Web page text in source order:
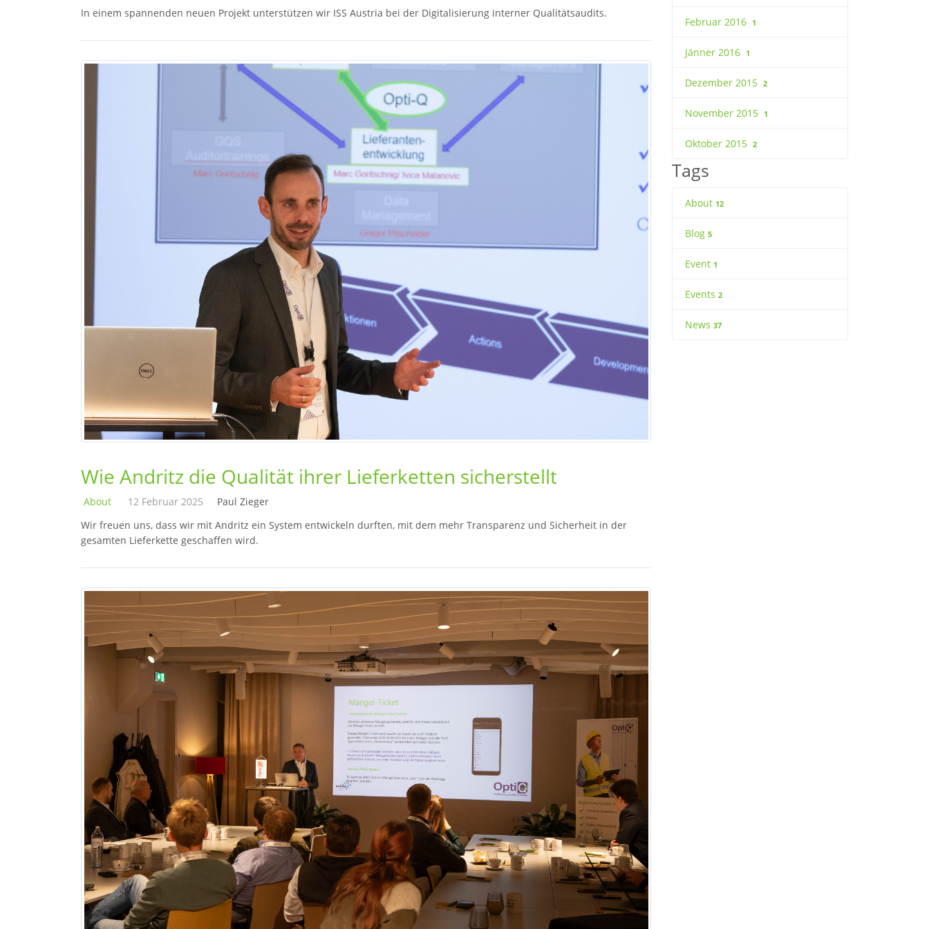
In einem spannenden neuen Projekt unterstützen wir ISS Austria bei der Digitalisierung interner Qualitätsaudits.
Wie Andritz die Qualität ihrer Lieferketten sicherstellt
About 12 Februar 2025
Paul Zieger
Wir freuen uns, dass wir mit Andritz ein System entwickeln durften, mit dem mehr Transparenz und Sicherheit in der
gesamten Lieferkette geschaffen wird.
Februar 2016 1
Jänner 2016 1
Dezember 2015 2
November 2015 1
Oktober 2015 2
Tags
About 12
Blog 5
Event 1
Events 2
News 37